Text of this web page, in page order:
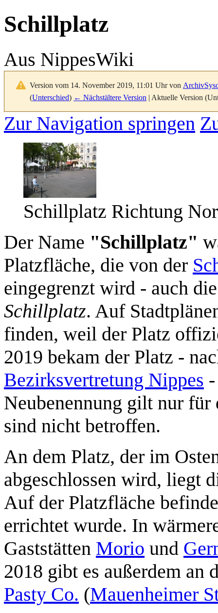
Schillplatz
Aus NippesWiki
Version vom 14. November 2019, 11:01 Uhr von
(Unterschied) ← Nächstältere Version | Aktuelle Version
Zur Navigation springen
Schillplatz Richtung
Der Name "Schillplatz"
Platzfläche, die von der
eingegrenzt wird - auch
Schillplatz. Auf
finden, weil der Platz
2019 bekam der Platz -
Bezirksvertretung Nippes
Neubenennung gilt nur für
sind nicht betroffen.
An dem Platz, der im
abgeschlossen wird, liegt
Auf der Platzfläche
errichtet wurde. In
Gaststätten Morio und
2018 gibt es außerdem an
Pasty Co. (Mauenheimer